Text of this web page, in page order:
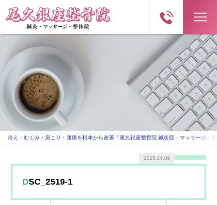
冷え・むくみ・肩こり・腰痛を根本から改善「尾久銀座整骨院 鍼灸院・マッサージ・
DSC_2519-1
2025.04.09